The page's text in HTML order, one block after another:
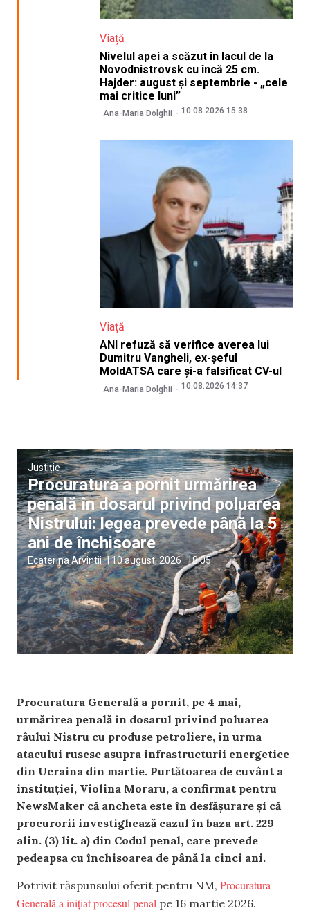
Viață
Nivelul apei a scăzut în lacul de la
Novodnistrovsk cu încă 25 cm.
Hajder: august și septembrie - „cele
mai critice luni”
Ana-Maria Dolghii 10.08.2026 15:38
Viață
ANI refuză să verifice averea lui
Dumitru Vangheli, ex-șeful
MoldATSA care și-a falsificat CV-ul
Ana-Maria Dolghii 10.08.2026 14:37
Justiție
Procuratura a pornit urmărirea
penală în dosarul privind poluarea
Nistrului: legea prevede până la 5
ani de închisoare
Ecaterina Arvintii |10 august, 2026 18:05
Procuratura Generală a pornit, pe 4 mai,
urmărirea penală în dosarul privind poluarea
râului Nistru cu produse petroliere, în urma
atacului rusesc asupra infrastructurii energetice
din Ucraina din martie. Purtătoarea de cuvânt a
instituției, Violina Moraru, a confirmat pentru
NewsMaker că ancheta este în desfășurare și că
procurorii investighează cazul în baza art. 229
alin. (3) lit. a) din Codul penal, care prevede
pedeapsa cu închisoarea de până la cinci ani.
Potrivit răspunsului oferit pentru NM, Procuratura
Generală a inițiat procesul penal pe 16 martie 2026.